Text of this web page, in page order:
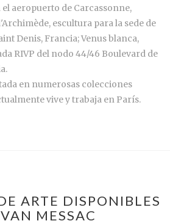
aeropuerto de Carcassonne,
escultura para la sede de
Denis, Francia; Venus blanca,
RIVP del nodo 44/46 Boulevard de
en numerosas colecciones
vive y trabaja en París.
ARTE DISPONIBLES
MESSAC